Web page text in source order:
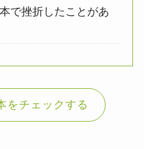
で挫折したことがあ
をチェックする